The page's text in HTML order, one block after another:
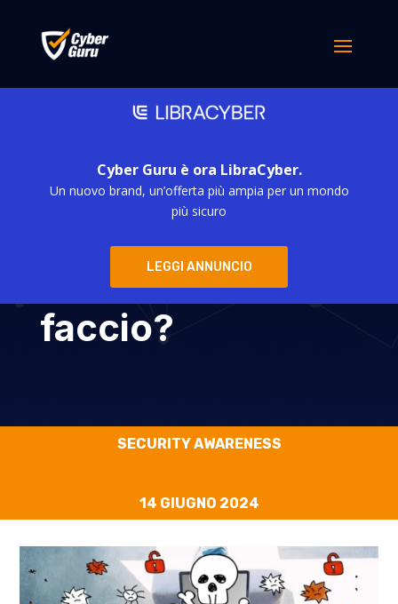
Cyber Guru è ora LibraCyber.
Un nuovo brand, un’offerta più ampia per un mondo
più sicuro
LEGGI ANNUNCIO
Sono stato
truffato, e
adesso che
faccio?
SECURITY AWARENESS
14 GIUGNO 2024